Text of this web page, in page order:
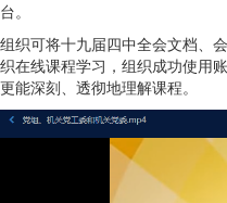
台。
组织可将十九届四中全会文档、
织在线课程学习，组织成功使用
更能深刻、透彻地理解课程。